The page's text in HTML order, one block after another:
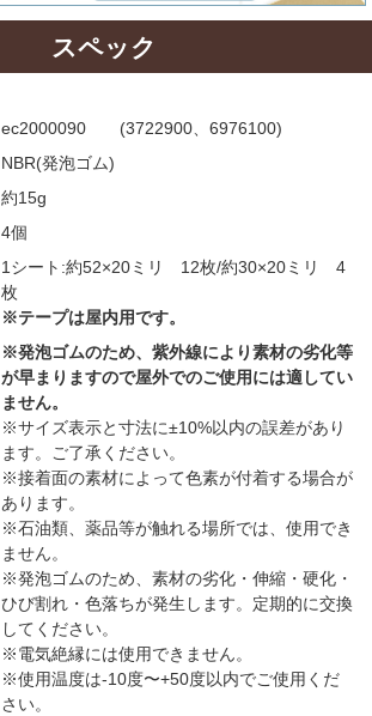
スペック
ec2000090 (3722900、6976100)
NBR(発泡ゴム)
約15g
4個
1シート:約52×20ミリ 12枚/約30×20ミリ 4
枚
※テープは屋内用です。
※発泡ゴムのため、紫外線により素材の劣化等
が早まりますので屋外でのご使用には適してい
ません。
※サイズ表示と寸法に±10%以内の誤差があり
ます。ご了承ください。
※接着面の素材によって色素が付着する場合が
あります。
※石油類、薬品等が触れる場所では、使用でき
ません。
※発泡ゴムのため、素材の劣化・伸縮・硬化・
ひび割れ・色落ちが発生します。定期的に交換
してください。
※電気絶縁には使用できません。
※使用温度は-10度〜+50度以内でご使用くだ
さい。